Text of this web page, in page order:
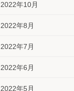
2022年10月
2022年8月
2022年7月
2022年6月
2022年5月